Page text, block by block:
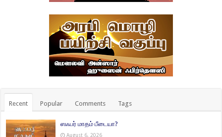
Recent Popular Comments Tags
ஸஃபர் மாதம் பீடையா?
August 6, 2026